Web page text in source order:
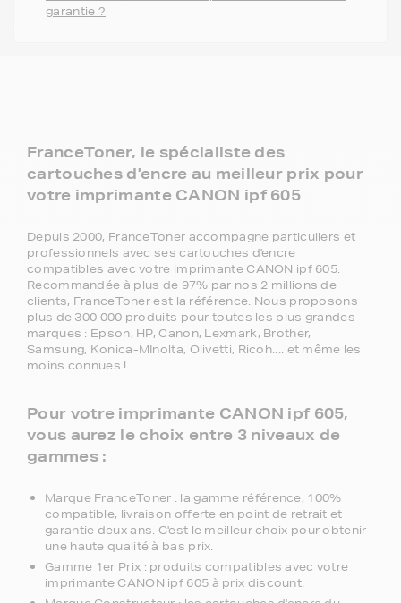
garantie ?
FranceToner, le spécialiste des
cartouches d'encre au meilleur prix pour
votre imprimante CANON ipf 605
Depuis 2000, FranceToner accompagne particuliers et
professionnels avec ses cartouches d'encre
compatibles avec votre imprimante CANON ipf 605.
Recommandée à plus de 97% par nos 2 millions de
clients, FranceToner est la référence. Nous proposons
plus de 300 000 produits pour toutes les plus grandes
marques : Epson, HP, Canon, Lexmark, Brother,
Samsung, Konica-MInolta, Olivetti, Ricoh.... et même les
moins connues !
Pour votre imprimante CANON ipf 605,
vous aurez le choix entre 3 niveaux de
gammes :
Marque FranceToner : la gamme référence, 100%
compatible, livraison offerte en point de retrait et
garantie deux ans. C'est le meilleur choix pour obtenir
une haute qualité à bas prix.
Gamme 1er Prix : produits compatibles avec votre
imprimante CANON ipf 605 à prix discount.